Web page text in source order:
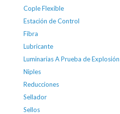
Cople Flexible
Estación de Control
Fibra
Lubricante
Luminarias A Prueba de Explosión
Niples
Reducciones
Sellador
Sellos